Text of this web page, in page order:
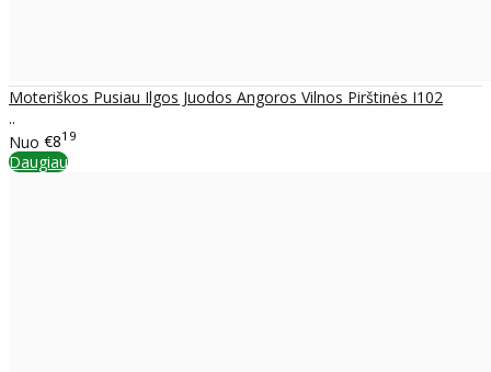
Moteriškos Pusiau Ilgos Juodos Angoros Vilnos Pirštinės I102
..
Nuo €819
Daugiau